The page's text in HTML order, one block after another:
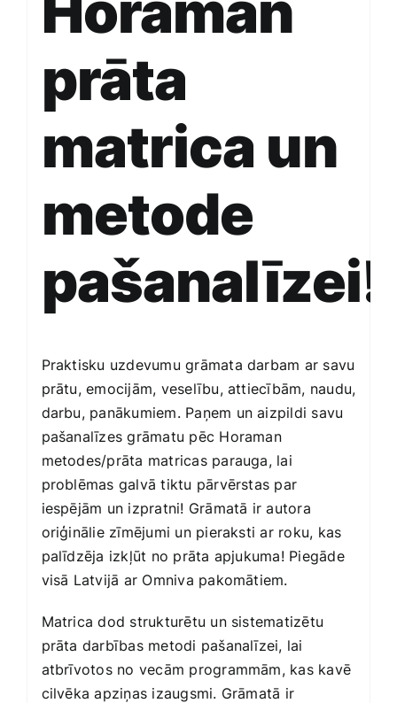
prāta
matrica un
metode
pašanalīzei!
Praktisku uzdevumu grāmata darbam ar savu
prātu, emocijām, veselību, attiecībām, naudu,
darbu, panākumiem. Paņem un aizpildi savu
pašanalīzes grāmatu pēc Horaman
metodes/prāta matricas parauga, lai
problēmas galvā tiktu pārvērstas par
iespējām un izpratni! Grāmatā ir autora
oriģinālie zīmējumi un pieraksti ar roku, kas
palīdzēja izkļūt no prāta apjukuma! Piegāde
visā Latvijā ar Omniva pakomātiem.
Matrica dod strukturētu un sistematizētu
prāta darbības metodi pašanalīzei, lai
atbrīvotos no vecām programmām, kas kavē
cilvēka apziņas izaugsmi. Grāmatā ir